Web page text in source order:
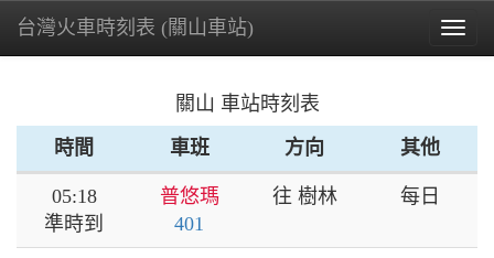
台灣火車時刻表 (關山車站)
關山 車站時刻表
時間
車班 方向 其他
05:18
準時到
普悠瑪
401
往 樹林 每日